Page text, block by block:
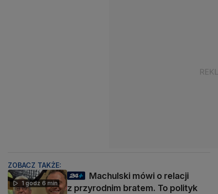
ZOBACZ TAKŻE:
1 godz 6 min
Machulski mówi o relacji
z przyrodnim bratem. To polityk